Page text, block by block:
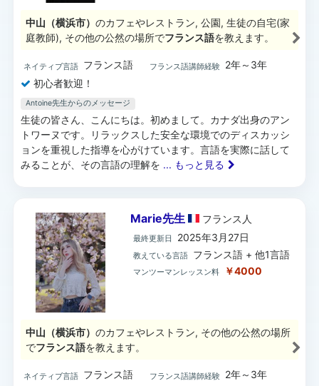
中山（横浜市） のカフェやレストラン, 公園, 生徒の自宅(家
庭教師), その他の公然の場所でフランス語を教えます。
ネイティブ言語 フランス語 フランス語講師経験
2年～3年
初心者歓迎！
Antoine先生からのメッセージ
生徒の皆さん、こんにちは。初めまして。カナダ出身のアン
トワーヌです。リラックスした安全な環境でのディスカッシ
ョンを重視した指導を心がけています。言語を実際に話して
みることが、その言語の理解を ... もっと見る
Marie先生 フランス 人
最終更新日 2025年3月27日
教えている言語 フランス語 + 他1言語
マンツーマンレッスン料 ￥4000
中山（横浜市） のカフェやレストラン, その他の公然の場所
でフランス語を教えます。
ネイティブ言語 フランス語 フランス語講師経験
2年～3年